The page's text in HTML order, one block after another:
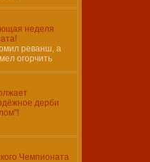
неделя
реванш, а
огорчить
дерби
Чемпионата